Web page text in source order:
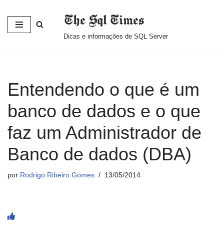
Pular
The Sql Times
Dicas e informações de SQL Server
Entendendo o que é um
banco de dados e o que
faz um Administrador de
Banco de dados (DBA)
por Rodrigo Ribeiro Gomes 13/05/2014